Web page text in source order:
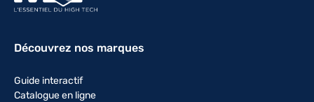
Découvrez nos marques
Guide interactif
Catalogue en ligne